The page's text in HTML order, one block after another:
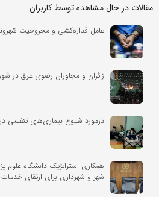
مقالات در حال مشاهده توسط کاربران
عامل قداره‌کشی و مجروحیت
زائران و مجاوران رضوی غرق در
درمورد شیوع بیماری‌های تنفسی
همکاری استراتژیک دانشگاه علوم
شهر و شهرداری برای ارتقای